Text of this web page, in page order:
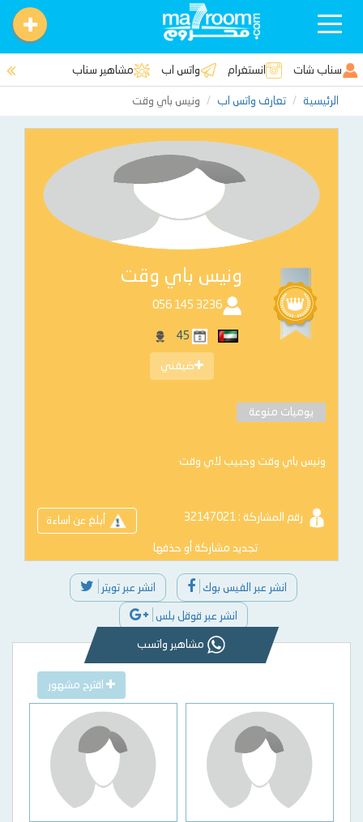
Toggle
سناب شات انستغرام واتس اب مشاهير سناب
الرئيسية تعارف واتس اب ونيس باي وقت
ونيس باي وقت
‭056 145 3236‬
ضيفني
يوميات منوعة
ونيس باي وقت وحبيب لاي وقت
رقم المشاركة : 32147021 أبلغ عن اساءة
تجديد مشاركة أو حذفها
انشر عبر الفيس بوك انشر عبر تويتر
انشر عبر قوقل بلس
مشاهير واتسب
اقترح مشهور